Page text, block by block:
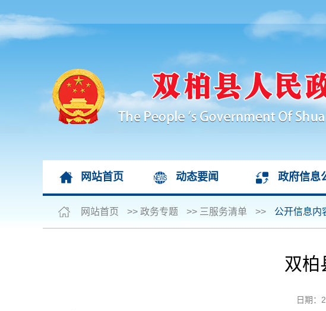
网站首页 动态要闻 政府信息
网站首页 >> 政务专题 >> 三服务清单 >> 公开信息内
双柏
日期